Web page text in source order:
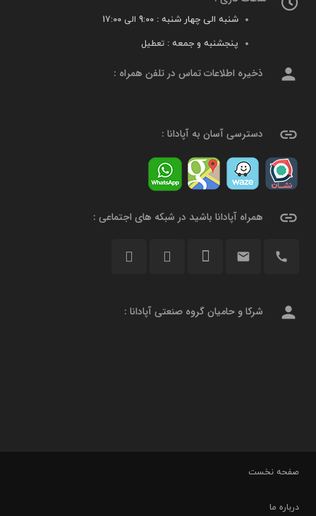
شنبه الی چهار شنبه :9:00 الی 17:00
پنجشنبه و جمعه : تعطیل
person ذخیره اطلاعات تماس در تلفن همراه :
link دسترسی آسان به آپادانا :
link همراه آپادانا باشید در شبکه های اجتماعی :
call
email
person شرکا و حامیان گروه صنعتی آپادانا :
صفحه نخست
درباره ما